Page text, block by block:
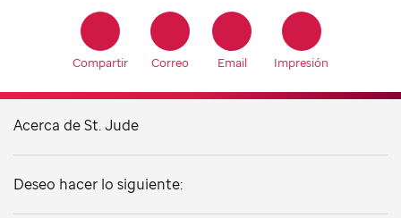
Compartir Correo Email Impresión
Acerca de St. Jude
Deseo hacer lo siguiente: